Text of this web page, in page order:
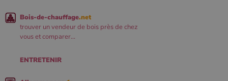
Bois-de-chauffage.net
trouver un vendeur de bois près de chez
vous et comparer...
ENTRETENIR